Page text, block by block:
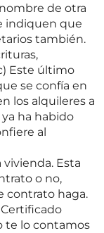
de otra
indiquen que
también.
Este último
se confía en
los alquileres a
ha habido
al
vivienda. Esta
o no,
contrato haga.
te lo contamos